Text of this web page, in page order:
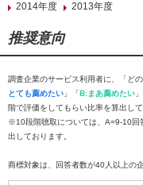
2014年度
2013年度
推奨意向
調査企業のサービス利用者に、「ど
とても薦めたい 」「B:まあ薦めたい
階で評価をしてもらい比率を算出して
※10段階聴取については、A=9-10回
出しております。
商標対象は、回答者数が40人以上の企